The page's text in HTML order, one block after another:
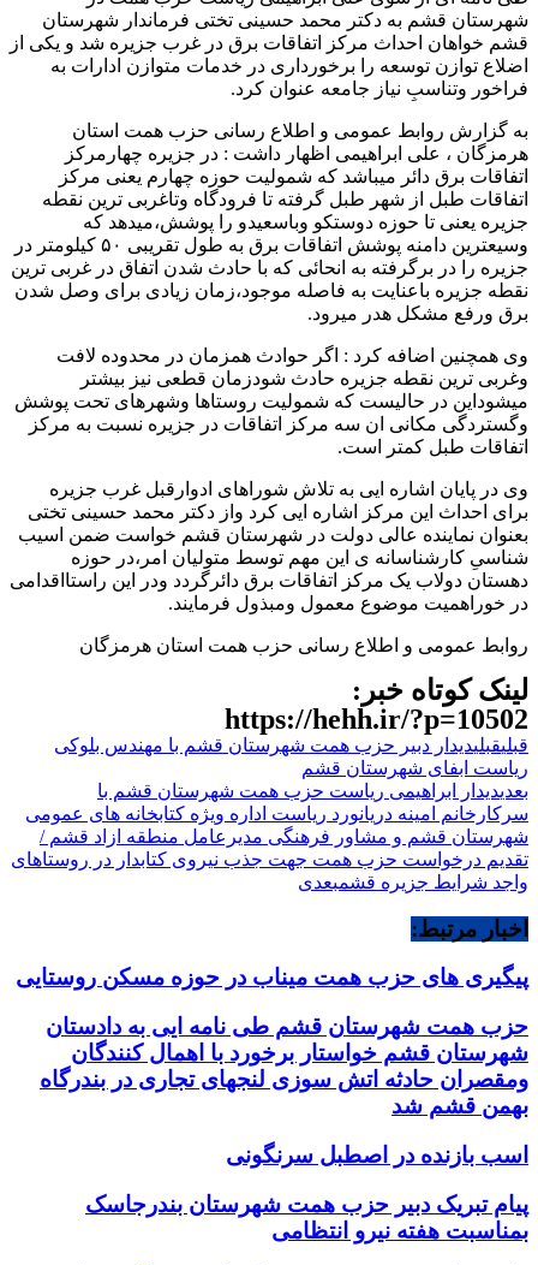
شهرستان قشم به دکتر محمد حسینی تختی فرماندار شهرستان
قشم خواهان احداث مرکز اتفاقات برق در غرب جزیره شد و یکی از
اضلاع توازن توسعه را برخورداری در خدمات متوازن ادارات به
فراخور وتناسبِ نیاز جامعه عنوان کرد.
به گزارش روابط عمومی و اطلاع رسانی حزب همت استان
هرمزگان ، علی ابراهیمی اظهار داشت : در جزیره چهارمرکز
اتفاقات برق دائر میباشد که شمولیت حوزه چهارم یعنی مرکز
اتفاقات طبل از شهر طبل گرفته تا فرودگاه وتاغربی ترین نقطه
جزیره یعنی تا حوزه دوستکو وباسعیدو را پوشش،میدهد که
وسیعترین دامنه پوشش اتفاقات برق به طول تقریبی ۵۰ کیلومتر در
جزیره را در برگرفته به انحائی که با حادث شدن اتفاق در غربی ترین
نقطه جزیره باعنایت به فاصله موجود،زمان زیادی برای وصل شدن
برق ورفع مشکل هدر میرود.
وی همچنین اضافه کرد : اگر حوادث همزمان در محدوده لافت
وغربی ترین نقطه جزیره حادث شودزمان قطعی نیز بیشتر
میشوداین در حالیست که شمولیت روستاها وشهرهای تحت پوشش
وگستردگی مکانی ان سه مرکز اتفاقات در جزیره نسبت به مرکز
اتفاقات طبل کمتر است.
وی در پایان اشاره ایی به تلاش شوراهای ادوارقبل غرب جزیره
برای احداث این مرکز اشاره ایی کرد واز دکتر محمد حسینی تختی
بعنوان نماینده عالی دولت در شهرستان قشم خواست ضمن اسیب
شناسیِ کارشناسانه ی این مهم توسط متولیان امر،در حوزه
دهستان دولاب یک مرکز اتفاقات برق دائرگردد ودر این راستااقدامی
در خوراهمیت موضوع معمول ومبذول فرمایند.
روابط عمومی و اطلاع رسانی حزب همت استان هرمزگان
لینک کوتاه خبر:
https://hehh.ir/?p=10502
قبلیقبلیدیدار دبیر حزب همت شهرستان قشم با مهندس بلوکی
ریاست ابفای شهرستان قشم
بعدیدیدار ابراهیمی ریاست حزب همت شهرستان قشم با
سرکارخانم امینه دریانورد ریاست اداره ویژه کتابخانه های عمومی
شهرستان قشم و مشاور فرهنگی مدیرعامل منطقه ازاد قشم /
تقدیم درخواست حزب همت جهت جذب نیروی کتابدار در روستاهای
واجد شرایط جزیره قشمبعدی
اخبار مرتبط:
پیگیری های حزب همت میناب در حوزه مسکن روستایی
حزب همت شهرستان قشم طی نامه ایی به دادستان
شهرستان قشم خواستار برخورد با اهمال کنندگان
ومقصران حادثه اتش سوزی لنجهای تجاری در بندرگاه
بهمن قشم شد
اسب بازنده در اصطبل سرنگونی
پیام تبریک دبیر حزب همت شهرستان بندرجاسک
بمناسبت هفته نیرو انتظامی